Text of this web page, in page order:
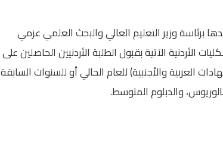
برئاسة وزير التعليم العالي والبحث العلمي عزمي
الأردنية الآتية بقبول الطلبة الأردنيين الحاصلين على
العربية والأجنبية) للعام الحالي أو للسنوات السابقة
والدبلوم المتوسط.